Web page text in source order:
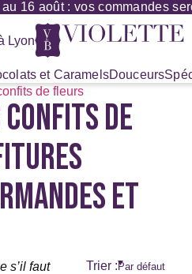
16 août : vos commandes
Lyon
et CaramelsDouceurs
de fleurs
DE
ET
s’il faut
Trier :